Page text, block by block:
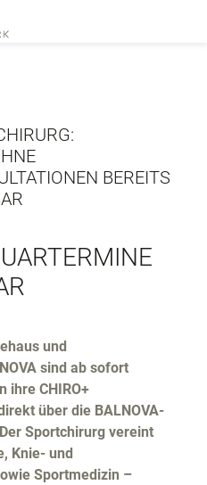
BEREITS
und
sind ab sofort
ihre CHIRO+
über die BALNOVA-
Sportchirurg vereint
Knie- und
Sportmedizin –